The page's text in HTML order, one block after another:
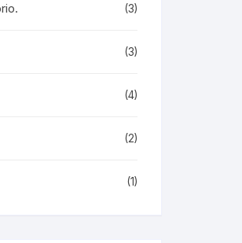
(3)
(3)
(4)
(2)
(1)